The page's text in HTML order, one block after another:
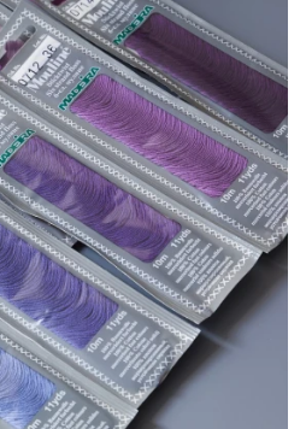
1/4
товара могут незначительно
взависимости от разрешения и
условий освещения при съемке